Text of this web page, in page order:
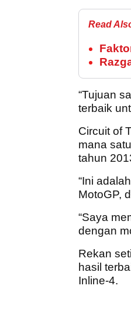
Read
“Tujuan
terbaik
Circuit of
mana
tahun
“Ini
MotoGP,
“Saya
dengan
Rekan
hasil
Inline-4.